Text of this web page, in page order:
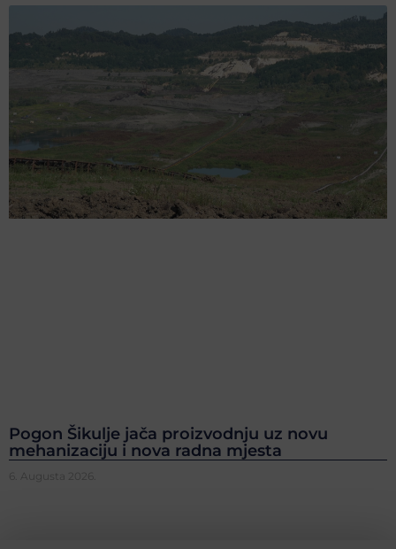
Pogon Šikulje jača proizvodnju uz novu
mehanizaciju i nova radna mjesta
6. Augusta 2026.